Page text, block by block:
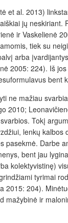
et al. 2013)
jų
ir Vaskelienė
tiek su
arba
2005: 224). Iš
ne mažiau
2010;
Tokį
lenkų
bent jau
kolektyvistinę)
tyrimai
204).
ir